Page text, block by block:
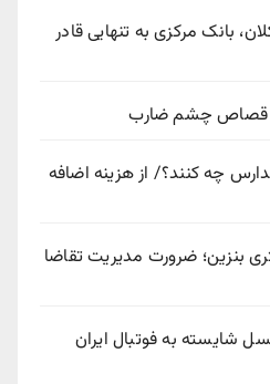
بانک مرکزی به تنهایی قادر
قصاص چشم ضارب
چه کنند؟/ از هزینه اضافه
میلیون لیتری بنزین؛ ضرورت مدیریت تقاضا
شایسته به فوتبال ایران